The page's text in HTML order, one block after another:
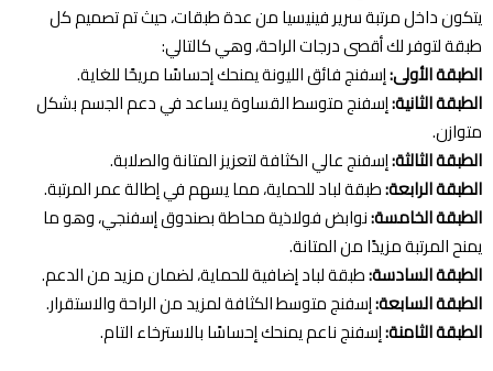
يتكون داخل مرتبة سرير فينيسيا من عدة طبقات، حيث تم تصميم كل
طبقة لتوفر لك أقصى درجات الراحة، وهي كالتالي:
الطبقة الأولى:إسفنج فائق الليونة يمنحك إحساسًا مريحًا للغاية.
الطبقة الثانية:إسفنج متوسط القساوة يساعد في دعم الجسم بشكل
متوازن.
الطبقة الثالثة:إسفنج عالي الكثافة لتعزيز المتانة والصلابة.
الطبقة الرابعة:طبقة لباد للحماية، مما يسهم في إطالة عمر المرتبة.
الطبقة الخامسة:نوابض فولاذية محاطة بصندوق إسفنجي، وهو ما
يمنح المرتبة مزيدًا من المتانة.
الطبقة السادسة:طبقة لباد إضافية للحماية، لضمان مزيد من الدعم.
الطبقة السابعة:إسفنج متوسط الكثافة لمزيد من الراحة والاستقرار.
الطبقة الثامنة:إسفنج ناعم يمنحك إحساسًا بالاسترخاء التام.